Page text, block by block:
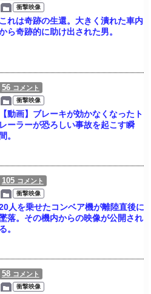
衝撃映像
これは奇跡の生還。大きく潰れた車内
ら奇跡的に助け出された男。
56 コメント
衝撃映像
【動画】ブレーキが効かなくなったト
レーラーが恐ろしい事故を起こす瞬
間。
105 コメント
衝撃映像
人を乗せたコンベア機が離陸直後に
落。その機内からの映像が公開され
る。
58 コメント
衝撃映像